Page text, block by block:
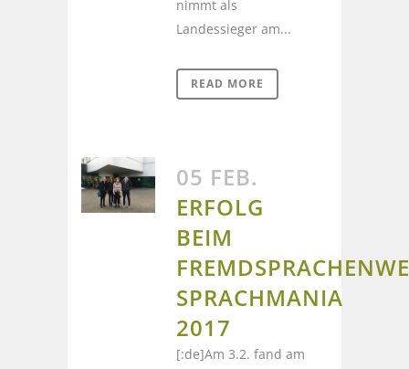
nimmt als
Landessieger am...
READ MORE
05 FEB.
ERFOLG
BEIM
SPRACHMANIA
2017
[:de]Am 3.2. fand am